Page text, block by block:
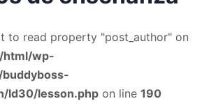
to read property "post_author" on
wp-
ld30/lesson.php on line 190